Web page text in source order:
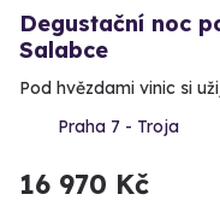
Degustační noc
Salabce
Pod hvězdami vinic si
Praha 7 - Troja
16 970 Kč